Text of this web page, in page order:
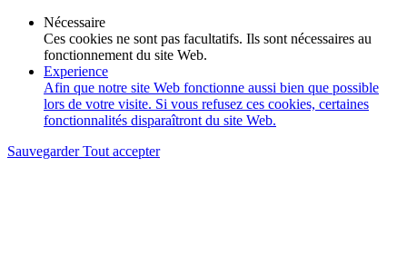
Nécessaire
Ces cookies ne sont pas facultatifs. Ils sont nécessaires au
fonctionnement du site Web.
Experience
Afin que notre site Web fonctionne aussi bien que possible
lors de votre visite. Si vous refusez ces cookies, certaines
fonctionnalités disparaîtront du site Web.
SauvegarderTout accepter